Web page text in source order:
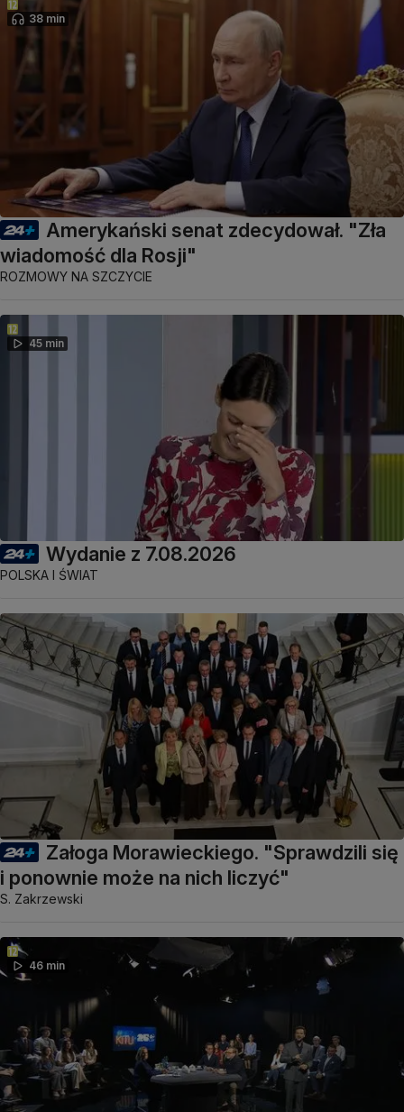
38 min
Amerykański senat zdecydował. "Zła
wiadomość dla Rosji"
ROZMOWY NA SZCZYCIE
45 min
Wydanie z 7.08.2026
POLSKA I ŚWIAT
Załoga Morawieckiego. "Sprawdzili się
i ponownie może na nich liczyć"
S. Zakrzewski
46 min